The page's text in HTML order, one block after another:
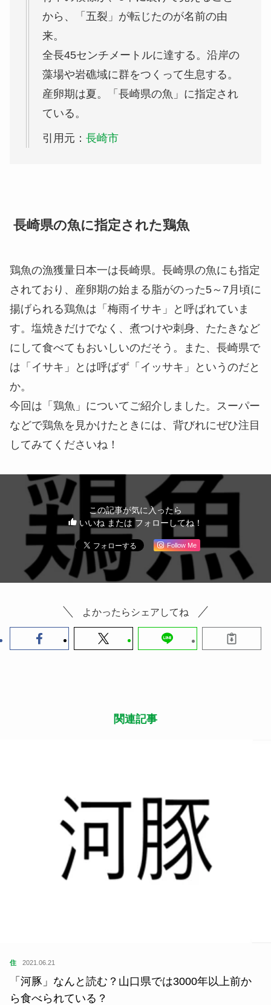
から、「五裂」が転じたのが名前の由
来。
全長45センチメートルに達する。沿岸の
藻場や岩礁域に群をつくって生息する。
産卵期は夏。「長崎県の魚」に指定され
ている。
引用元： 長崎市
長崎県の魚に指定された鶏魚
鶏魚の漁獲量日本一は長崎県。長崎県の魚にも指定
されており、産卵期の始まる脂がのった5～7月頃に
揚げられる鶏魚は「梅雨イサキ」と呼ばれていま
す。塩焼きだけでなく、煮つけや刺身、たたきなど
にして食べてもおいしいのだそう。また、長崎県で
は「イサキ」とは呼ばず「イッサキ」というのだと
か。
今回は「鶏魚」についてご紹介しました。スーパー
などで鶏魚を見かけたときには、背びれにぜひ注目
してみてくださいね！
この記事が気に入ったら
いいね または フォローしてね！
Follow Me
よかったらシェアしてね
関連記事
住 2021.06.21
「河豚」なんと読む？山口県では3000年以上前か
ら食べられている？